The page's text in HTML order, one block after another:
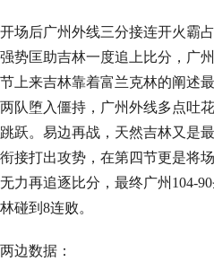
开场后广州外线三分接连开火霸
强势匡助吉林一度追上比分，广
节上来吉林靠着富兰克林的阐述
两队堕入僵持，广州外线多点吐
跳跃。易边再战，天然吉林又是
衔接打出攻势，在第四节更是将
无力再追逐比分，最终广州104-
林碰到8连败。
两边数据：